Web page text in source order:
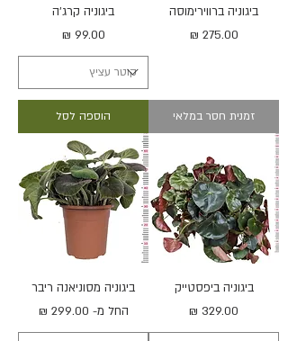
ביגוניה ברווירימוסה
מחיר
זמנית חסר במלאי
ביגוניה קרג'ה
מחיר
הוספה לסל
ביגוניה ביפסטייק
מחיר
ביגוניה מסוניאנה ריבר
החל מ-
מחיר מבצע